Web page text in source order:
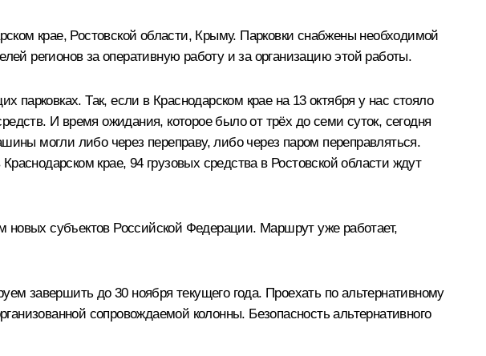
крае, Ростовской области, Крыму. Парковки снабжены необходимой
регионов за оперативную работу и за организацию этой работы.
Так, если в Краснодарском крае на 13 октября у нас стояло
И время ожидания, которое было от трёх до семи суток, сегодня
могли либо через переправу, либо через паром переправляться.
крае, 94 грузовых средства в Ростовской области ждут
субъектов Российской Федерации. Маршрут уже работает,
завершить до 30 ноября текущего года. Проехать по альтернативному
сопровождаемой колонны. Безопасность альтернативного